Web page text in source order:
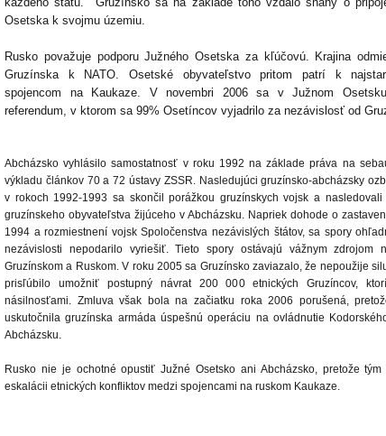
Osetska k svojmu územiu.
Rusko považuje podporu Južného Osetska za kľúčovú. Krajina
Gruzínska k NATO. Osetské obyvateľstvo pritom patrí k
spojencom na Kaukaze. V novembri 2006 sa v Južnom
referendum, v ktorom sa 99% Osetíncov vyjadrilo za nezávislosť od
Abcházsko vyhlásilo samostatnosť v roku 1992 na základe práva na
výkladu článkov 70 a 72 ústavy ZSSR. Nasledujúci gruzínsko-abcházsky
v rokoch 1992-1993 sa skončil porážkou gruzínskych vojsk a nasledovali
gruzínskeho obyvateľstva žijúceho v Abcházsku. Napriek dohode o
1994 a rozmiestnení vojsk Spoločenstva nezávislých štátov, sa spory
nezávislosti nepodarilo vyriešiť. Tieto spory ostávajú vážnym zdrojom
Gruzínskom a Ruskom. V roku 2005 sa Gruzínsko zaviazalo, že nepoužije
prisľúbilo umožniť postupný návrat 200 000 etnických Gruzíncov,
násilnosťami. Zmluva však bola na začiatku roka 2006 porušená,
uskutočnila gruzínska armáda úspešnú operáciu na ovládnutie
Abcházsku.
Rusko nie je ochotné opustiť Južné Osetsko ani Abcházsko, pretože
eskalácii etnických konfliktov medzi spojencami na ruskom Kaukaze.